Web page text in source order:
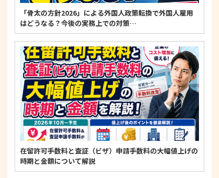
「骨太の方針2026」による外国人政策転換で外国人雇用
はどうなる？今後の実務上での対策…
在留許可手数料と査証（ビザ）申請手数料の大幅値上げの
時期と金額について解説